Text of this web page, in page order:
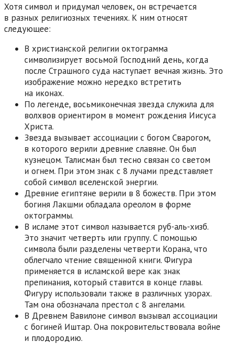
Хотя символ и придумал человек, он встречается
в разных религиозных течениях. К ним относят
следующее:
В христианской религии октограмма
символизирует восьмой Господний день, когда
после Страшного суда наступает вечная жизнь. Это
изображение можно нередко встретить
на иконах.
По легенде, восьмиконечная звезда служила для
волхвов ориентиром в момент рождения Иисуса
Христа.
Звезда вызывает ассоциации с богом Сварогом,
в которого верили древние славяне. Он был
кузнецом. Талисман был тесно связан со светом
и огнем. При этом знак с 8 лучами представляет
собой символ вселенской энергии.
Древние египтяне верили в 8 божеств. При этом
богиня Лакшми обладала ореолом в форме
октограммы.
В исламе этот символ называется руб-аль-хизб.
Это значит четверть или группу. С помощью
символа были разделены четверти Корана, что
облегчало чтение священной книги. Фигура
применяется в исламской вере как знак
препинания, который ставится в конце главы.
Фигуру использовали также в различных узорах.
Там она обозначала престол с 8 ангелами.
В Древнем Вавилоне символ вызывал ассоциации
с богиней Иштар. Она покровительствовала войне
и плодородию.